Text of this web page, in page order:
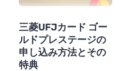
三菱UFJカード ゴー
ルドプレステージの
申し込み方法とその
特典